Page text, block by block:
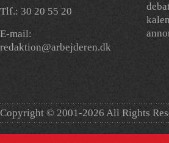
Tlf.: 30 20 55 20
E-mail:
redaktion@arbejderen.dk
Copyright © 2001-2026 All Rights